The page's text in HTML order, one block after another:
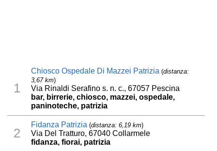
1
Chiosco Ospedale Di Mazzei Patrizia (distanza:
3,67 km)
Via Rinaldi Serafino s. n. c., 67057 Pescina
bar, birrerie, chiosco, mazzei, ospedale,
paninoteche, patrizia
2
Fidanza Patrizia (distanza: 6,19 km)
Via Del Tratturo, 67040 Collarmele
fidanza, fiorai, patrizia